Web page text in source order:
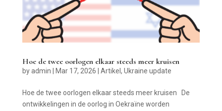
Hoe de twee oorlogen elkaar steeds meer kruisen
byadmin Mar 17, 2026 Artikel , Ukraine update
Hoe de twee oorlogen elkaar steeds meer kruisen De
ontwikkelingen in de oorlog in Oekraïne worden